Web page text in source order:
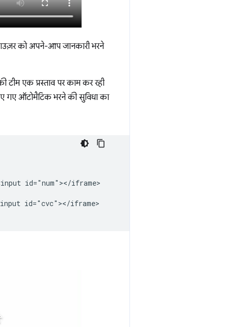
को अपने-आप जानकारी भरने
एक प्रस्ताव पर काम कर रही
गए ऑटोमैटिक भरने की सुविधा का
id="num"></iframe>
id="cvc"></iframe>